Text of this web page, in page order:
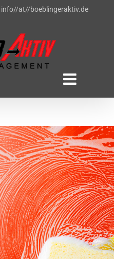
info//at//boeblingeraktiv.de